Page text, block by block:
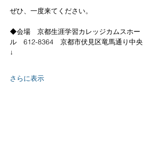
ぜひ、一度来てください。
◆会場　京都生涯学習カレッジカムスホー
ル　612-8364　京都市伏見区竜馬通り中央
↓
さらに表示